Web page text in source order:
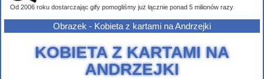
Od 2006 roku dostarczając gify pomogliśmy już łącznie ponad 5 milionów razy
Obrazek - Kobieta z kartami na Andrzejki
KOBIETA Z KARTAMI NA
ANDRZEJKI